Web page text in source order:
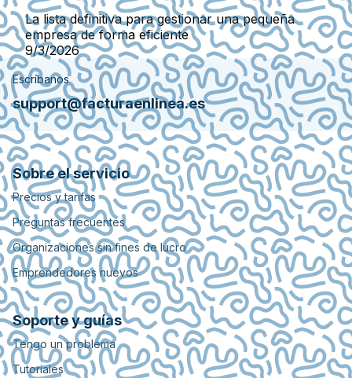
La lista definitiva para gestionar una pequeña
empresa de forma eficiente
9/3/2026
Escríbanos
support@facturaenlinea.es
Sobre el servicio
Precios y tarifas
Preguntas frecuentes
Organizaciones sin fines de lucro
Emprendedores nuevos
Soporte y guías
Tengo un problema
Tutoriales